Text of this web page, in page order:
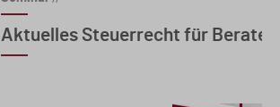
Aktuelles Steuerrecht für Berater